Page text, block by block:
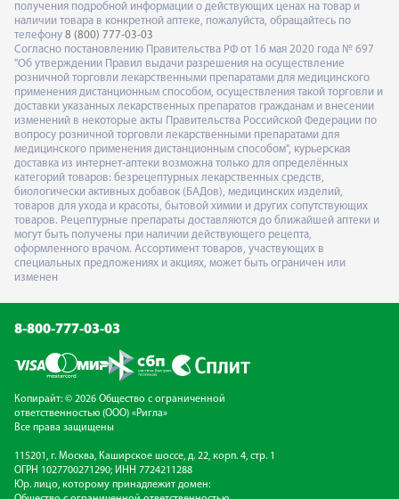
получения подробной информации о действующих ценах на товар и
наличии товара в конкретной аптеке, пожалуйста, обращайтесь по
телефону 8 (800) 777-03-03
Согласно постановлению Правительства РФ от 16 мая 2020 года № 697
"Об утверждении Правил выдачи разрешения на осуществление
розничной торговли лекарственными препаратами для медицинского
применения дистанционным способом, осуществления такой торговли и
доставки указанных лекарственных препаратов гражданам и внесении
изменений в некоторые акты Правительства Российской Федерации по
вопросу розничной торговли лекарственными препаратами для
медицинского применения дистанционным способом", курьерская
доставка из интернет-аптеки возможна только для определённых
категорий товаров: безрецептурных лекарственных средств,
биологически активных добавок (БАДов), медицинских изделий,
товаров для ухода и красоты, бытовой химии и других сопутствующих
товаров. Рецептурные препараты доставляются до ближайшей аптеки и
могут быть получены при наличии действующего рецепта,
оформленного врачом. Ассортимент товаров, участвующих в
специальных предложениях и акциях, может быть ограничен или
изменен
8-800-777-03-03
Копирайт: © 2026 Общество с ограниченной
ответственностью (ООО) «Ригла»
Все права защищены
115201, г. Москва, Каширское шоссе, д. 22, корп. 4, стр. 1
ОГРН 1027700271290; ИНН 7724211288
Юр. лицо, которому принадлежит домен: